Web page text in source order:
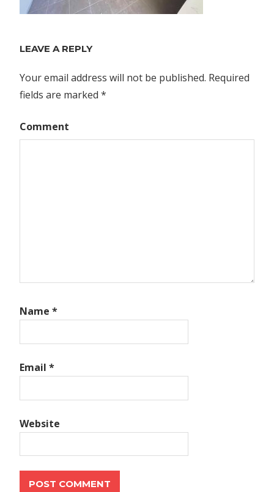
LEAVE A REPLY
Your email address will not be published. Required
fields are marked *
Comment
Name *
Email *
Website